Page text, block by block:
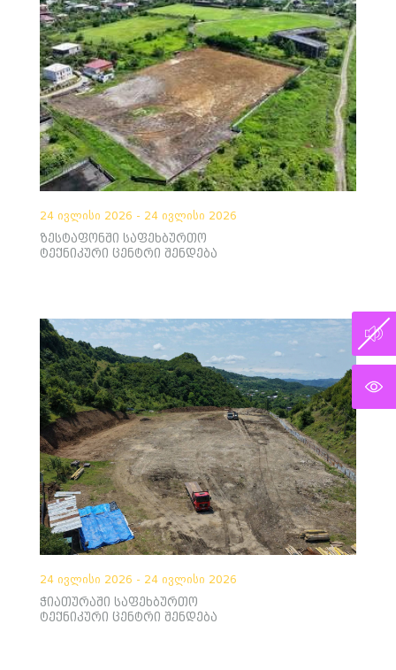
24 ივლისი 2026 - 24 ივლისი 2026
ზესტაფონში საფეხბურთო
ტექნიკური ცენტრი შენდება
24 ივლისი 2026 - 24 ივლისი 2026
ჭიათურაში საფეხბურთო
ტექნიკური ცენტრი შენდება